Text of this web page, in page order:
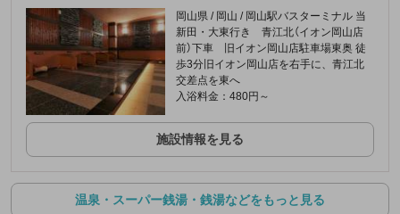
岡山県 / 岡山 / 岡山駅バスターミナル 当
新田・大東行き 青江北（イオン岡山店
前）下車 旧イオン岡山店駐車場東奥 徒
歩3分旧イオン岡山店を右手に、青江北
交差点を東へ
入浴料金：480円～
施設情報を見る
温泉・スーパー銭湯・銭湯などをもっと見る